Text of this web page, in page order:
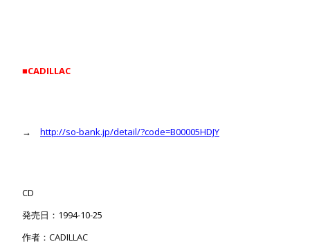
■CADILLAC
→ http://so-bank.jp/detail/?code=B00005HDJY
CD
発売日：1994-10-25
作者：CADILLAC